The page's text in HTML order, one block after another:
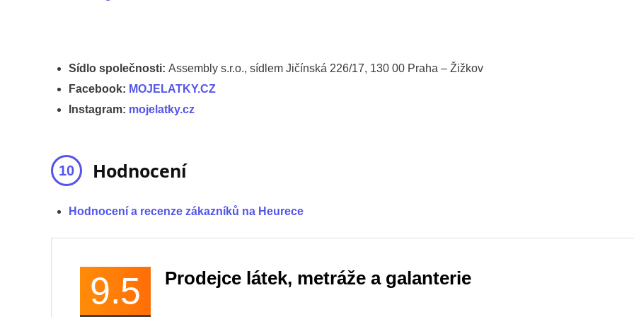
Sídlo společnosti: Assembly s.r.o., sídlem Jičínská 226/17, 130 00 Praha – Žižkov
Facebook: MOJELATKY.CZ
Instagram: mojelatky.cz
Hodnocení
Hodnocení a recenze zákazníků na Heurece
9.5 Prodejce látek, metráže a galanterie